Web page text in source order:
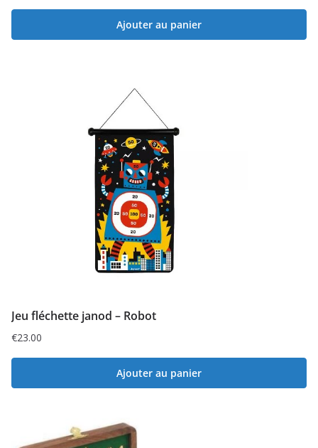
Ajouter au panier
Jeu fléchette janod – Robot
€23.00
Ajouter au panier